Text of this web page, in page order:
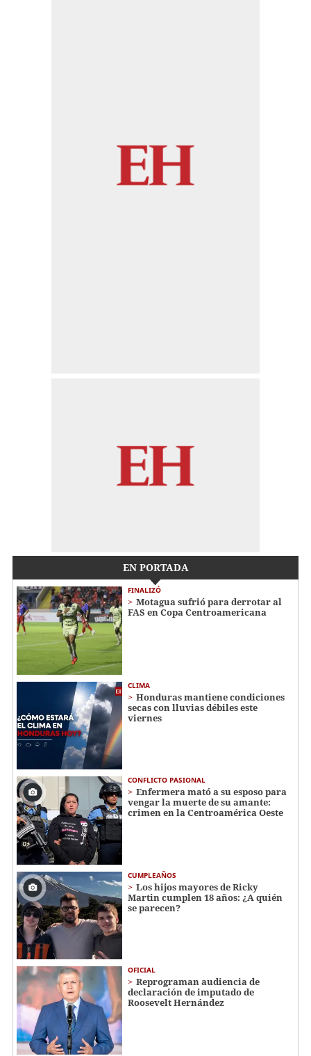
EN PORTADA
FINALIZÓ
Motagua sufrió para derrotar al
FAS en Copa Centroamericana
CLIMA
Honduras mantiene condiciones
secas con lluvias débiles este
viernes
CONFLICTO PASIONAL
Enfermera mató a su esposo para
vengar la muerte de su amante:
crimen en la Centroamérica Oeste
CUMPLEAÑOS
Los hijos mayores de Ricky
Martin cumplen 18 años: ¿A quién
se parecen?
OFICIAL
Reprograman audiencia de
declaración de imputado de
Roosevelt Hernández